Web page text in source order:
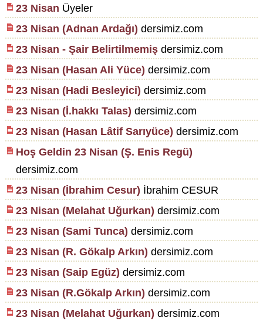
23 Nisan Üyeler
23 Nisan (Adnan Ardağı) dersimiz.com
23 Nisan - Şair Belirtilmemişdersimiz.com
23 Nisan (Hasan Ali Yüce) dersimiz.com
23 Nisan (Hadi Besleyici) dersimiz.com
23 Nisan (İ.hakkı Talas) dersimiz.com
23 Nisan (Hasan Lâtif Sarıyüce) dersimiz.com
Hoş Geldin 23 Nisan (Ş. Enis Regü)
dersimiz.com
23 Nisan (İbrahim Cesur) İbrahim CESUR
23 Nisan (Melahat Uğurkan) dersimiz.com
23 Nisan (Sami Tunca) dersimiz.com
23 Nisan (R. Gökalp Arkın) dersimiz.com
23 Nisan (Saip Egüz) dersimiz.com
23 Nisan (R.Gökalp Arkın) dersimiz.com
23 Nisan (Melahat Uğurkan) dersimiz.com